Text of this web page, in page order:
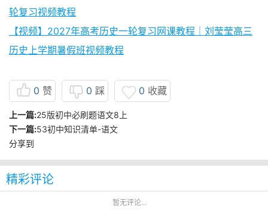
轮复习视频教程
【视频】2027年高考历史一轮复习网课教程｜刘莹莹高三
历史上学期暑假班视频教程
0 赞 0 踩 0 收藏
上一篇:25版初中必刷题语文8上
下一篇:53初中知识清单-语文
分享到
精彩评论
暂无评论...